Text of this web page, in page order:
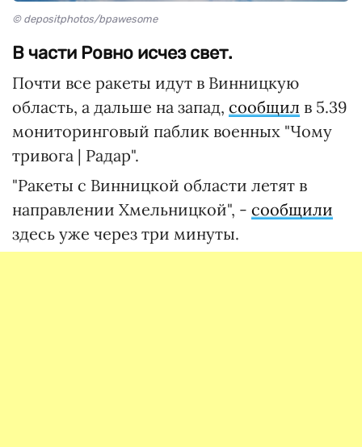
© depositphotos/bpawesome
В части Ровно исчез свет.
Почти все ракеты идут в Винницкую
область, а дальше на запад, сообщил в 5.39
мониторинговый паблик военных "Чому
тривога | Радар".
"Ракеты с Винницкой области летят в
направлении Хмельницкой", - сообщили
здесь уже через три минуты.